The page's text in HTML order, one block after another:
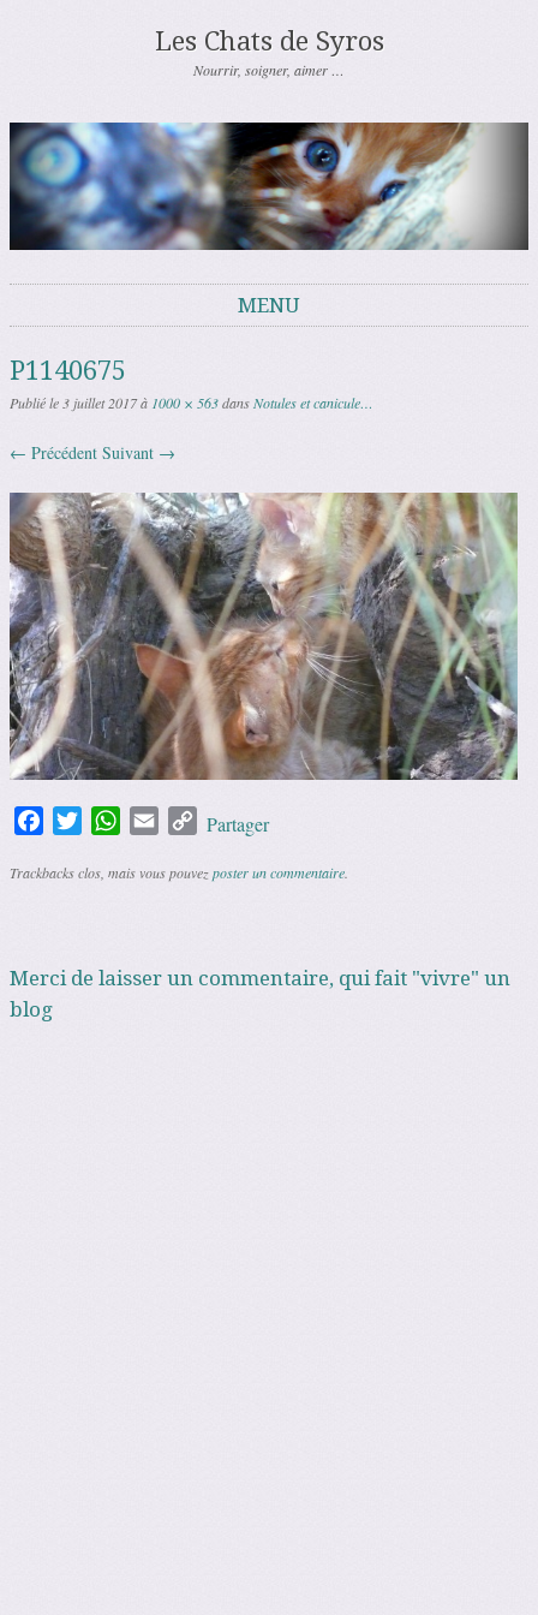
Les Chats de Syros
Nourrir, soigner, aimer …
MENU
P1140675
Publié le3 juillet 2017à 1000 × 563dansNotules et canicule…
← Précédent Suivant →
FacebookTwitterWhatsApp
Email Copy
Partager
Trackbacks clos, mais vous pouvezposter un commentaire
Merci de laisser un commentaire, qui fait "vivre" un
blog